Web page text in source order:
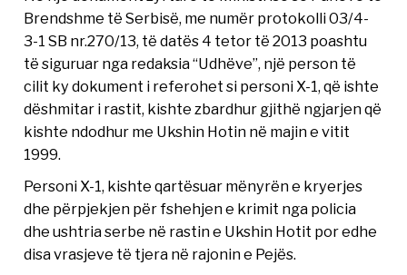
Brendshme të Serbisë, me numër protokolli 03/4-
3-1 SB nr.270/13, të datës 4 tetor të 2013 poashtu
të siguruar nga redaksia “Udhëve”, një person të
cilit ky dokument i referohet si personi X-1, që ishte
dëshmitar i rastit, kishte zbardhur gjithë ngjarjen që
kishte ndodhur me Ukshin Hotin në majin e vitit
1999.
Personi X-1, kishte qartësuar mënyrën e kryerjes
dhe përpjekjen për fshehjen e krimit nga policia
dhe ushtria serbe në rastin e Ukshin Hotit por edhe
disa vrasjeve të tjera në rajonin e Pejës.